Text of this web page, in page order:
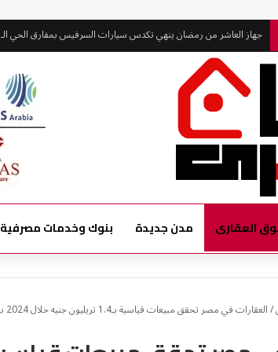
جهاز العاشر من رمضان ينهي تكدس سيارات السرفيس بمفارق الحي الـ 14
العقارى مدن جديدة بنوك وخدمات مصرفية
/العقارات في مصر تحقق مبيعات قياسية بـ1.4 تريليون جنيه خلال 2024 بفضل تحرير الجنيه